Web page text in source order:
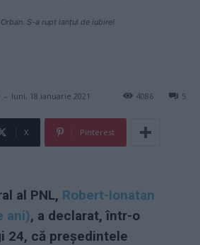
S-a rupt lanțul de iubire!
- luni, 18 ianuarie 2021 5
4086
X Pinterest
al PNL, Robert-Ionatan
ani), a declarat, într-o
24, că președintele